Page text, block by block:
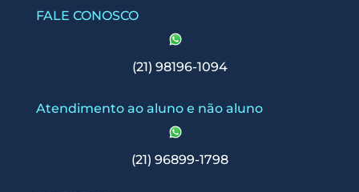
FALE CONOSCO
(21) 98196-1094
Atendimento ao aluno e não aluno
(21) 96899-1798